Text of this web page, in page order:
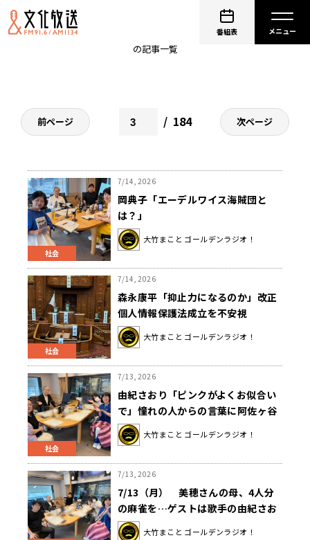
番組表
の記事一覧
前ページ 184 次ページ
社会
7/14, 2026
岡典子「エーデルワイス海賊団と
は？」
大竹まこと ゴールデンラジオ！
社会
7/14, 2026
森永康平「抑止力になるのか」改正
個人情報保護法成立を不安視
大竹まこと ゴールデンラジオ！
社会
7/13, 2026
由紀さおり「ピンクがよくお似合い
で」憧れの人からの言葉に阿佐ヶ谷
姉妹が恐縮
大竹まこと ゴールデンラジオ！
7/13, 2026
7/13（月） 美穂さんの母、4人分
の麻雀を…ゲストは歌手の由紀さお
りさんでした！
大竹まこと ゴールデンラジオ！